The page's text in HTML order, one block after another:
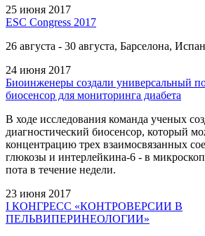
25 июня 2017
ESC Congress 2017
26 августа - 30 августа, Барселона,
24 июня 2017
Биоинженеры создали универсальный
биосенсор для мониторинга диабета
В ходе исследования команда ученых
диагностический биосенсор, который
концентрацию трех взаимосвязанных
глюкозы и интерлейкина-6 - в
пота в течение недели.
23 июня 2017
I КОНГРЕСС «КОНТРОВЕРСИИ В
ПЕЛЬВИПЕРИНЕОЛОГИИ»